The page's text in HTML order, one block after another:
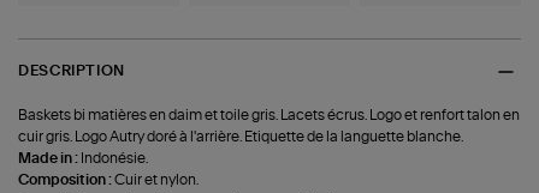
DESCRIPTION
Baskets bi matières en daim et toile gris. Lacets écrus. Logo et renfort talon en
cuir gris. Logo Autry doré à l'arrière. Etiquette de la languette blanche.
Made in : Indonésie.
Composition :Cuir et nylon.